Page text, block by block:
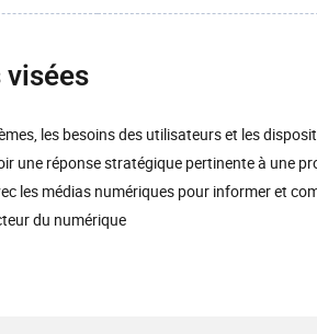
visées
les besoins des utilisateurs et les
une réponse stratégique pertinente à une
les médias numériques pour informer et
du numérique